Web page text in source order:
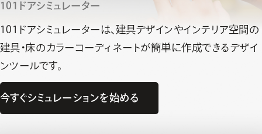
101ドアシミュレーター
101ドアシミュレーターは、建具デザインやインテリア空間の
建具・床の カラーコーディネートが簡単に作成できるデザイ
ンツールです。
今すぐシミュレーションを始める